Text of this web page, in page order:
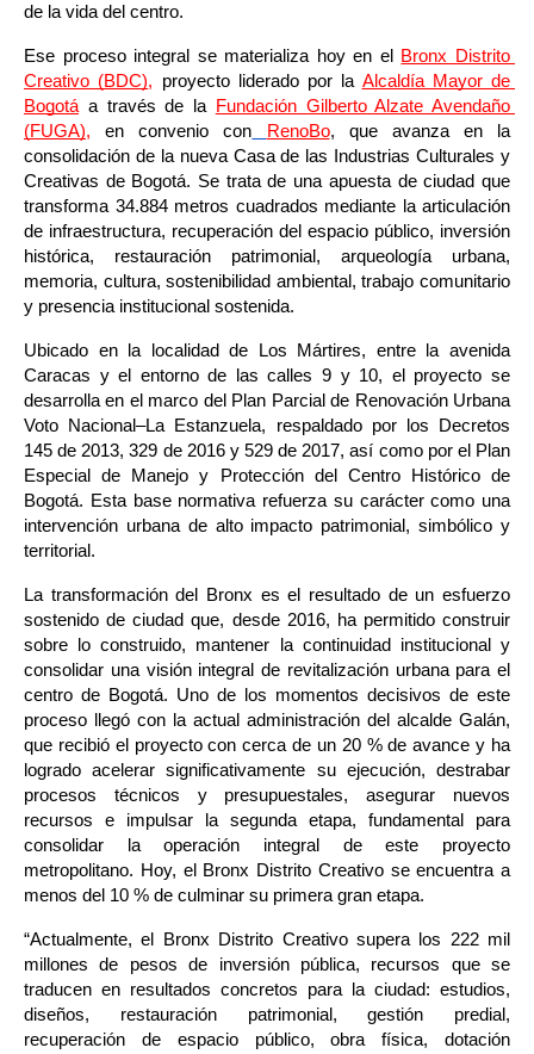
de la vida del centro.
Ese proceso integral se materializa hoy en el Bronx Distrito
Creativo (BDC), proyecto liderado por la Alcaldía Mayor de
Bogotá a través de la Fundación Gilberto Alzate Avendaño
(FUGA), en convenio con RenoBo, que avanza en la
consolidación de la nueva Casa de las Industrias Culturales y
Creativas de Bogotá. Se trata de una apuesta de ciudad que
transforma 34.884 metros cuadrados mediante la articulación
de infraestructura, recuperación del espacio público, inversión
histórica, restauración patrimonial, arqueología urbana,
memoria, cultura, sostenibilidad ambiental, trabajo comunitario
y presencia institucional sostenida.
Ubicado en la localidad de Los Mártires, entre la avenida
Caracas y el entorno de las calles 9 y 10, el proyecto se
desarrolla en el marco del Plan Parcial de Renovación Urbana
Voto Nacional–La Estanzuela, respaldado por los Decretos
145 de 2013, 329 de 2016 y 529 de 2017, así como por el Plan
Especial de Manejo y Protección del Centro Histórico de
Bogotá. Esta base normativa refuerza su carácter como una
intervención urbana de alto impacto patrimonial, simbólico y
territorial.
La transformación del Bronx es el resultado de un esfuerzo
sostenido de ciudad que, desde 2016, ha permitido construir
sobre lo construido, mantener la continuidad institucional y
consolidar una visión integral de revitalización urbana para el
centro de Bogotá. Uno de los momentos decisivos de este
proceso llegó con la actual administración del alcalde Galán,
que recibió el proyecto con cerca de un 20 % de avance y ha
logrado acelerar significativamente su ejecución, destrabar
procesos técnicos y presupuestales, asegurar nuevos
recursos e impulsar la segunda etapa, fundamental para
consolidar la operación integral de este proyecto
metropolitano. Hoy, el Bronx Distrito Creativo se encuentra a
menos del 10 % de culminar su primera gran etapa.
“Actualmente, el Bronx Distrito Creativo supera los 222 mil
millones de pesos de inversión pública, recursos que se
traducen en resultados concretos para la ciudad: estudios,
diseños, restauración patrimonial, gestión predial,
recuperación de espacio público, obra física, dotación